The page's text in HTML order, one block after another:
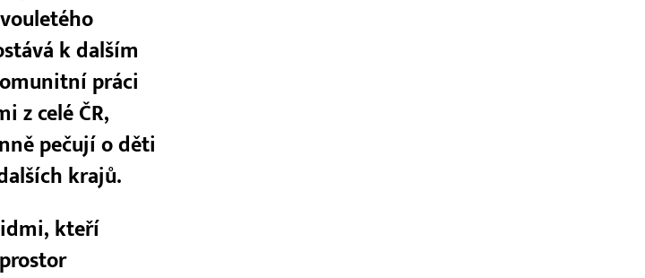
k dalším
práci
z celé ČR,
pečují o děti
krajů.
kteří